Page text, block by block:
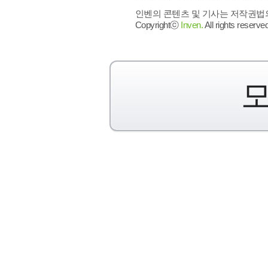
인벤의 콘텐츠 및 기사는 저작권
Copyrightⓒ Inven.All rights